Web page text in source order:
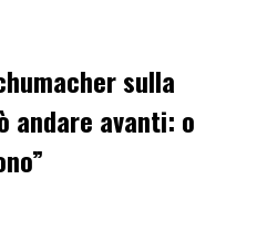
sulla
andare avanti: o